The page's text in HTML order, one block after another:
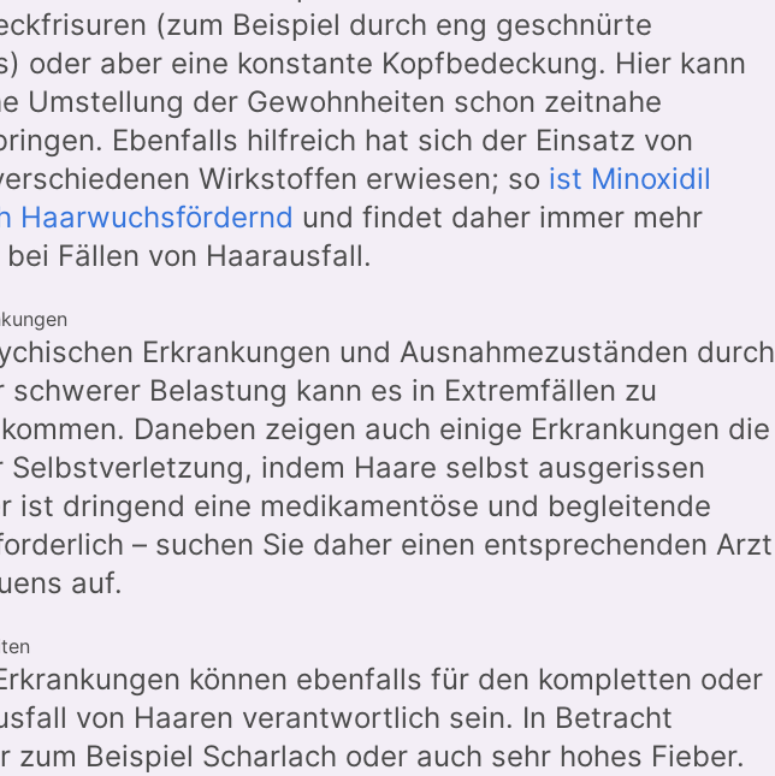
(zum Beispiel durch eng geschnürte
oder aber eine konstante Kopfbedeckung. Hier kann
Umstellung der Gewohnheiten schon zeitnahe
Ebenfalls hilfreich hat sich der Einsatz von
Wirkstoffen erwiesen; so ist Minoxidil
Haarwuchsfördernd und findet daher immer mehr
Fällen von Haarausfall.
Erkrankungen und Ausnahmezuständen durch
schwerer Belastung kann es in Extremfällen zu
Daneben zeigen auch einige Erkrankungen die
Selbstverletzung, indem Haare selbst ausgerissen
ist dringend eine medikamentöse und begleitende
– suchen Sie daher einen entsprechenden Arzt
auf.
können ebenfalls für den kompletten oder
von Haaren verantwortlich sein. In Betracht
zum Beispiel Scharlach oder auch sehr hohes Fieber.